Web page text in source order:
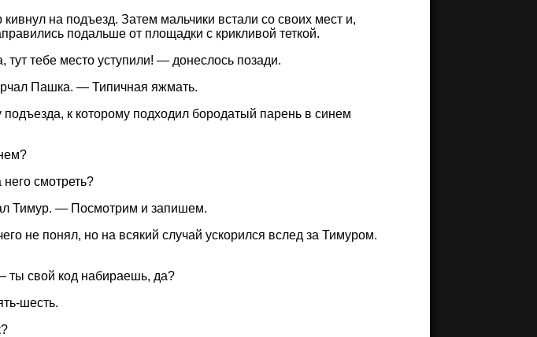
на подъезд. Затем мальчики встали со своих мест и,
подальше от площадки с крикливой теткой.
тебе место уступили! — донеслось позади.
Пашка. — Типичная яжмать.
к которому подходил бородатый парень в синем
смотреть?
Тимур. — Посмотрим и запишем.
не понял, но на всякий случай ускорился вслед за Тимуром.
ты свой код набираешь, да?
шесть.